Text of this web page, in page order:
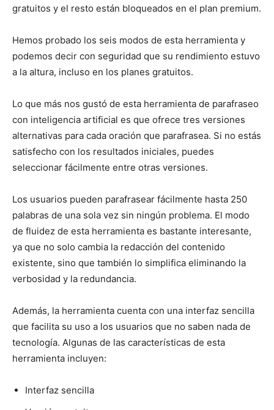
gratuitos y el resto están bloqueados en el plan premium.
Hemos probado los seis modos de esta herramienta y
podemos decir con seguridad que su rendimiento estuvo
a la altura, incluso en los planes gratuitos.
Lo que más nos gustó de esta herramienta de parafraseo
con inteligencia artificial es que ofrece tres versiones
alternativas para cada oración que parafrasea. Si no estás
satisfecho con los resultados iniciales, puedes
seleccionar fácilmente entre otras versiones.
Los usuarios pueden parafrasear fácilmente hasta 250
palabras de una sola vez sin ningún problema. El modo
de fluidez de esta herramienta es bastante interesante,
ya que no solo cambia la redacción del contenido
existente, sino que también lo simplifica eliminando la
verbosidad y la redundancia.
Además, la herramienta cuenta con una interfaz sencilla
que facilita su uso a los usuarios que no saben nada de
tecnología. Algunas de las características de esta
herramienta incluyen:
Interfaz sencilla